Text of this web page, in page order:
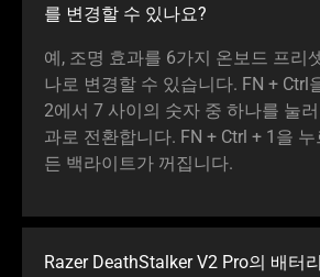
를 변경할 수 있나요?
예, 조명 효과를 6가지 온보드 프리
나로 변경할 수 있습니다. FN + Ctrl
2에서 7 사이의 숫자 중 하나를 눌
과로 전환합니다. FN + Ctrl + 1을
든 백라이트가 꺼집니다.
Razer DeathStalker V2 Pro의 배터